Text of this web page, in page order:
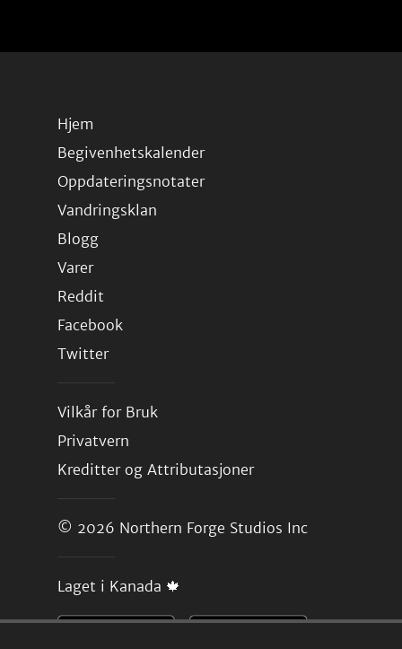
Hjem
Begivenhetskalender
Oppdateringsnotater
Vandringsklan
Blogg
Varer
Reddit
Facebook
Twitter
Vilkår for Bruk
Privatvern
Kreditter og Attributasjoner
© 2026 Northern Forge Studios Inc
Laget i Kanada 🍁